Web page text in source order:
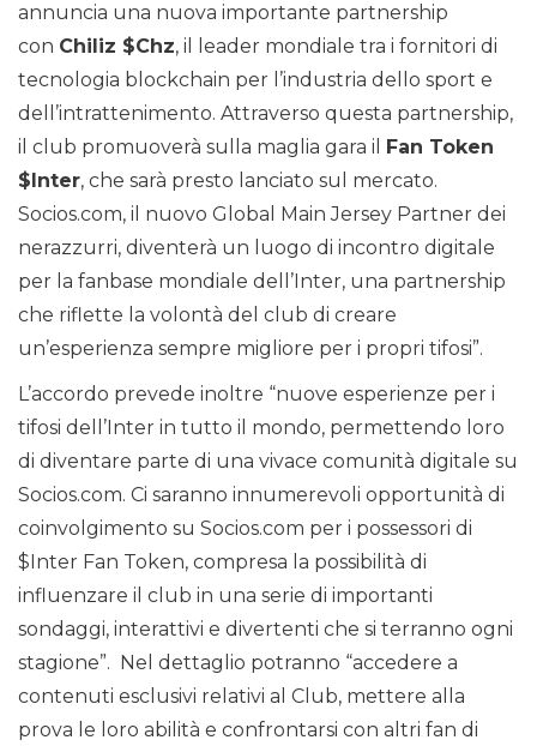
annuncia una nuova importante partnership
con Chiliz $Chz, il leader mondiale tra i fornitori di
tecnologia blockchain per l’industria dello sport e
dell’intrattenimento. Attraverso questa partnership,
il club promuoverà sulla maglia gara il Fan Token
$Inter, che sarà presto lanciato sul mercato.
Socios.com, il nuovo Global Main Jersey Partner dei
nerazzurri, diventerà un luogo di incontro digitale
per la fanbase mondiale dell’Inter, una partnership
che riflette la volontà del club di creare
un’esperienza sempre migliore per i propri tifosi”.
L’accordo prevede inoltre “nuove esperienze per i
tifosi dell’Inter in tutto il mondo, permettendo loro
di diventare parte di una vivace comunità digitale su
Socios.com. Ci saranno innumerevoli opportunità di
coinvolgimento su Socios.com per i possessori di
$Inter Fan Token, compresa la possibilità di
influenzare il club in una serie di importanti
sondaggi, interattivi e divertenti che si terranno ogni
stagione”. Nel dettaglio potranno “accedere a
contenuti esclusivi relativi al Club, mettere alla
prova le loro abilità e confrontarsi con altri fan di